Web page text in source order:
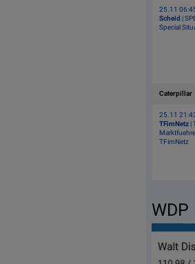
25.11
Scheid |
Special
Caterpillar
25.11
TFimNetz|
TFimNetz
WDP